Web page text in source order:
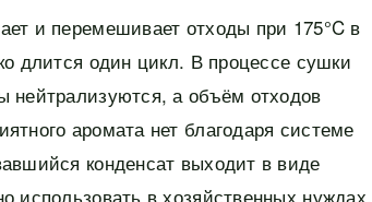
и перемешивает отходы при 175°C в
длится один цикл. В процессе сушки
нейтрализуются, а объём отходов
аромата нет благодаря системе
конденсат выходит в виде
использовать в хозяйственных нуждах.